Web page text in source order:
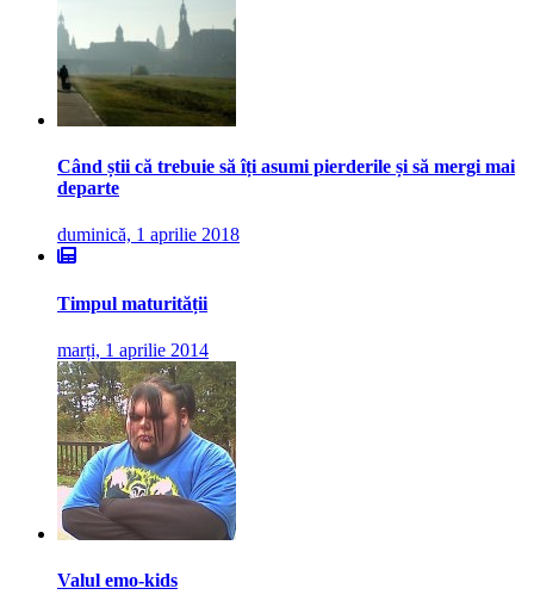
Când știi că trebuie să îți asumi pierderile și să mergi mai
departe
duminică, 1 aprilie 2018
Timpul maturității
marți, 1 aprilie 2014
Valul emo-kids